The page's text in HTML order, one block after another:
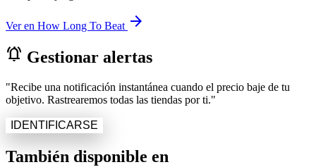
Ver en How Long To Beat arrow_forward
notifications_active Gestionar alertas
"Recibe una notificación instantánea cuando el precio baje de tu
objetivo. Rastrearemos todas las tiendas por ti."
IDENTIFICARSE
También disponible en